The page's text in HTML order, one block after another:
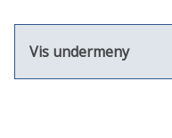
Vis undermeny